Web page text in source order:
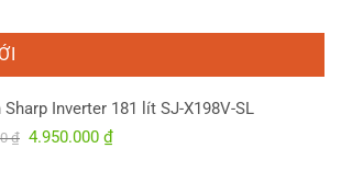
Sharp Inverter 181 lít SJ-X198V-SL
₫ Giá
4.950.000 ₫Giá